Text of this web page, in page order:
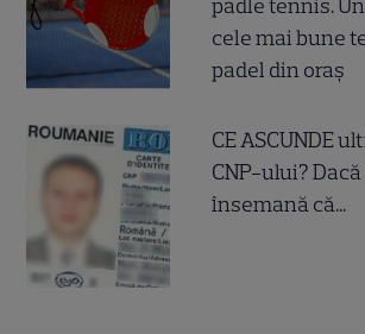
padle tennis.
cele mai bune
padel din oraș
CE ASCUNDE
CNP-ului? Dacă
însemană că...